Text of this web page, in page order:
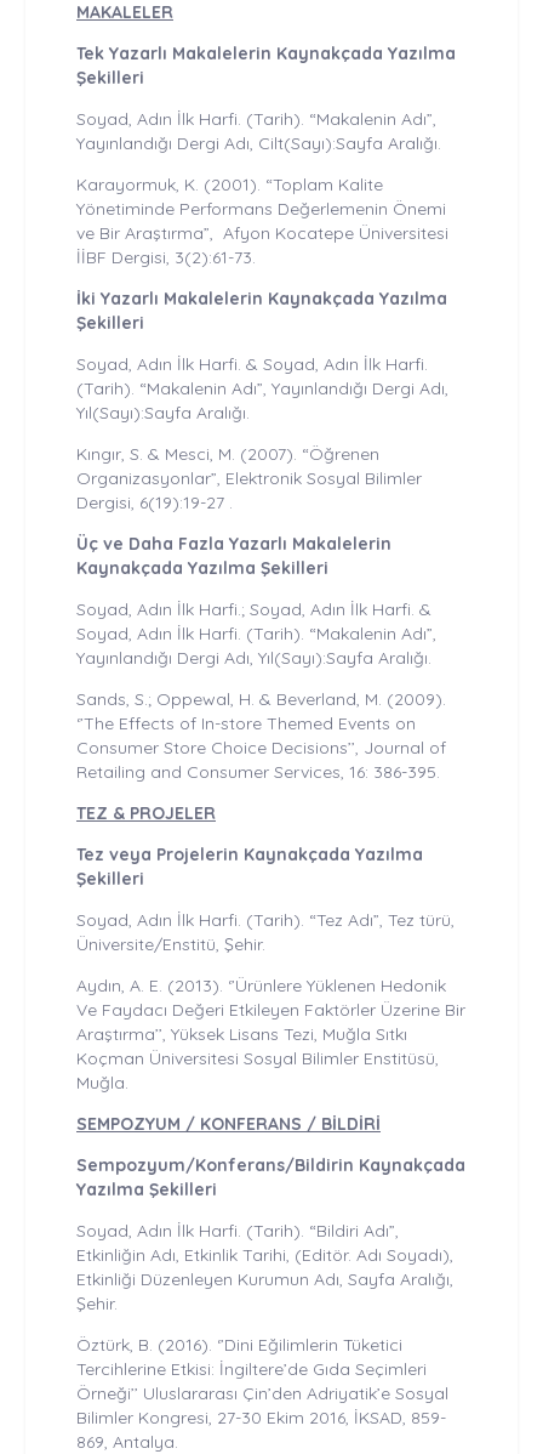
MAKALELER
Tek Yazarlı Makalelerin Kaynakçada Yazılma
Şekilleri
Soyad, Adın İlk Harfi. (Tarih). “Makalenin Adı”,
Yayınlandığı Dergi Adı, Cilt(Sayı):Sayfa Aralığı.
Karayormuk, K. (2001). “Toplam Kalite
Yönetiminde Performans Değerlemenin Önemi
ve Bir Araştırma”, Afyon Kocatepe Üniversitesi
İİBF Dergisi, 3(2):61-73.
İki Yazarlı Makalelerin Kaynakçada Yazılma
Şekilleri
Soyad, Adın İlk Harfi. & Soyad, Adın İlk Harfi.
(Tarih). “Makalenin Adı”, Yayınlandığı Dergi Adı,
Yıl(Sayı):Sayfa Aralığı.
Kıngır, S. & Mesci, M. (2007). “Öğrenen
Organizasyonlar”, Elektronik Sosyal Bilimler
Dergisi, 6(19):19-27 .
Üç ve Daha Fazla Yazarlı Makalelerin
Kaynakçada Yazılma Şekilleri
Soyad, Adın İlk Harfi.; Soyad, Adın İlk Harfi. &
Soyad, Adın İlk Harfi. (Tarih). “Makalenin Adı”,
Yayınlandığı Dergi Adı, Yıl(Sayı):Sayfa Aralığı.
Sands, S.; Oppewal, H. & Beverland, M. (2009).
‘’The Effects of In-store Themed Events on
Consumer Store Choice Decisions’’, Journal of
Retailing and Consumer Services, 16: 386-395.
TEZ & PROJELER
Tez veya Projelerin Kaynakçada Yazılma
Şekilleri
Soyad, Adın İlk Harfi. (Tarih). “Tez Adı”, Tez türü,
Üniversite/Enstitü, Şehir.
Aydın, A. E. (2013). ‘’Ürünlere Yüklenen Hedonik
Ve Faydacı Değeri Etkileyen Faktörler Üzerine Bir
Araştırma’’, Yüksek Lisans Tezi, Muğla Sıtkı
Koçman Üniversitesi Sosyal Bilimler Enstitüsü,
Muğla.
SEMPOZYUM / KONFERANS / BİLDİRİ
Sempozyum/Konferans/Bildirin Kaynakçada
Yazılma Şekilleri
Soyad, Adın İlk Harfi. (Tarih). “Bildiri Adı”,
Etkinliğin Adı, Etkinlik Tarihi, (Editör. Adı Soyadı),
Etkinliği Düzenleyen Kurumun Adı, Sayfa Aralığı,
Şehir.
Öztürk, B. (2016). ‘’Dini Eğilimlerin Tüketici
Tercihlerine Etkisi: İngiltere’de Gıda Seçimleri
Örneği’’ Uluslararası Çin’den Adriyatik’e Sosyal
Bilimler Kongresi, 27-30 Ekim 2016, İKSAD, 859-
869, Antalya.